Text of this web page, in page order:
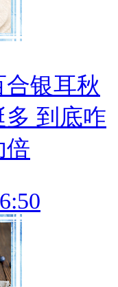
合银耳秋
到底咋
倍